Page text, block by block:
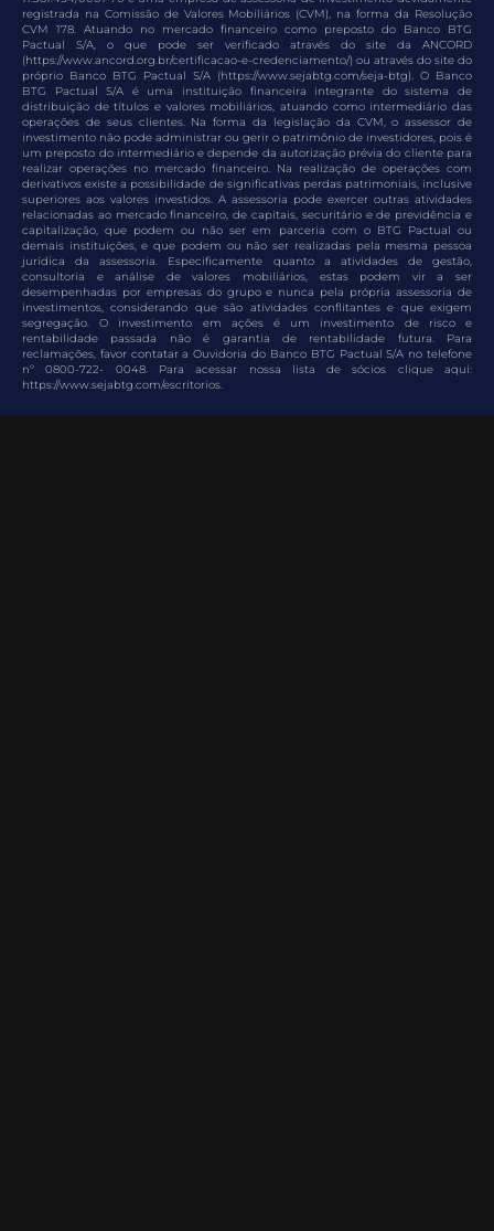
registrada na Comissão de Valores Mobiliários (CVM), na forma da Resolução
CVM 178. Atuando no mercado financeiro como preposto do Banco BTG
Pactual S/A, o que pode ser verificado através do site da ANCORD
(https://www.ancord.org.br/certificacao-e-credenciamento/) ou através do site do
próprio Banco BTG Pactual S/A (https://www.sejabtg.com/seja-btg). O Banco
BTG Pactual S/A é uma instituição financeira integrante do sistema de
distribuição de títulos e valores mobiliários, atuando como intermediário das
operações de seus clientes. Na forma da legislação da CVM, o assessor de
investimento não pode administrar ou gerir o patrimônio de investidores, pois é
um preposto do intermediário e depende da autorização prévia do cliente para
realizar operações no mercado financeiro. Na realização de operações com
derivativos existe a possibilidade de significativas perdas patrimoniais, inclusive
superiores aos valores investidos. A assessoria pode exercer outras atividades
relacionadas ao mercado financeiro, de capitais, securitário e de previdência e
capitalização, que podem ou não ser em parceria com o BTG Pactual ou
demais instituições, e que podem ou não ser realizadas pela mesma pessoa
jurídica da assessoria. Especificamente quanto a atividades de gestão,
consultoria e análise de valores mobiliários, estas podem vir a ser
desempenhadas por empresas do grupo e nunca pela própria assessoria de
investimentos, considerando que são atividades conflitantes e que exigem
segregação. O investimento em ações é um investimento de risco e
rentabilidade passada não é garantia de rentabilidade futura. Para
reclamações, favor contatar a Ouvidoria do Banco BTG Pactual S/A no telefone
nº 0800-722- 0048. Para acessar nossa lista de sócios clique aqui:
https://www.sejabtg.com/escritorios.